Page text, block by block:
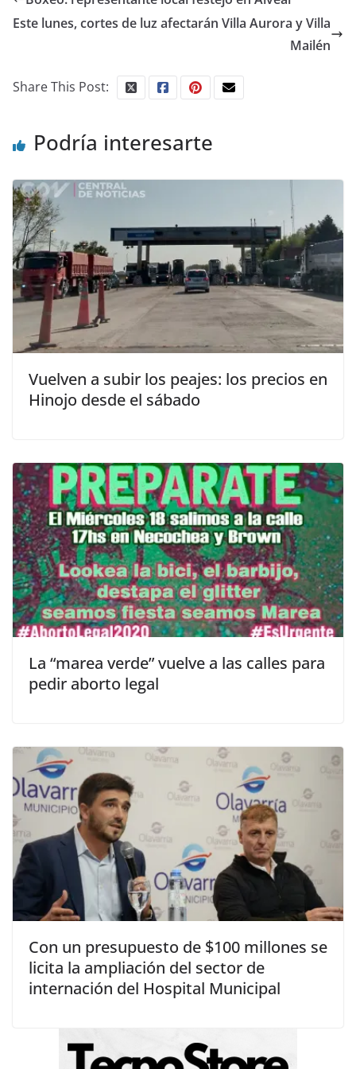
Este lunes, cortes de luz afectarán Villa Aurora y Villa
Mailén
Share This Post:
Podría interesarte
Vuelven a subir los peajes: los precios en
Hinojo desde el sábado
La “marea verde” vuelve a las calles para
pedir aborto legal
Con un presupuesto de $100 millones se
licita la ampliación del sector de
internación del Hospital Municipal